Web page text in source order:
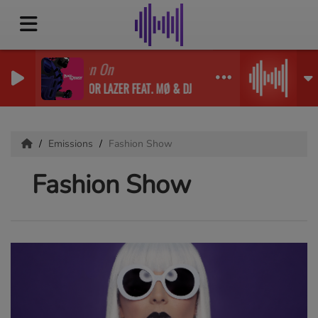
Lean On
MAJOR LAZER FEAT. MØ & DJ SNAKE
Emissions Fashion Show
Fashion Show